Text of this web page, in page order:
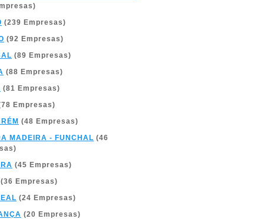
(239 Empresas)
(92 Empresas)
(89 Empresas)
(88 Empresas)
(81 Empresas)
Empresas)
(48 Empresas)
MADEIRA - FUNCHAL (46
(45 Empresas)
(36 Empresas)
(24 Empresas)
(20 Empresas)